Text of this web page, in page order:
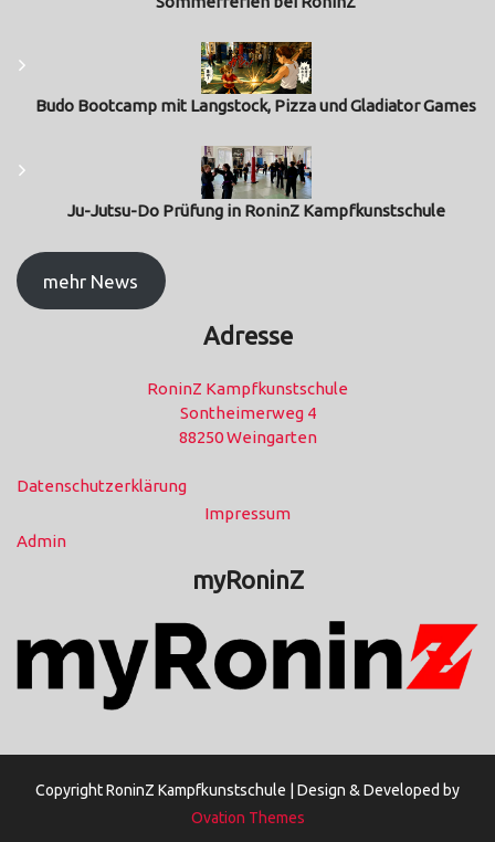
Budo Bootcamp mit Langstock, Pizza und Gladiator Games
Ju-Jutsu-Do Prüfung in RoninZ Kampfkunstschule
mehr News
Adresse
RoninZ Kampfkunstschule
Sontheimerweg 4
88250 Weingarten
Datenschutzerklärung
Impressum
Admin
myRoninZ
Copyright RoninZ Kampfkunstschule |
Design & Developed by
Ovation Themes